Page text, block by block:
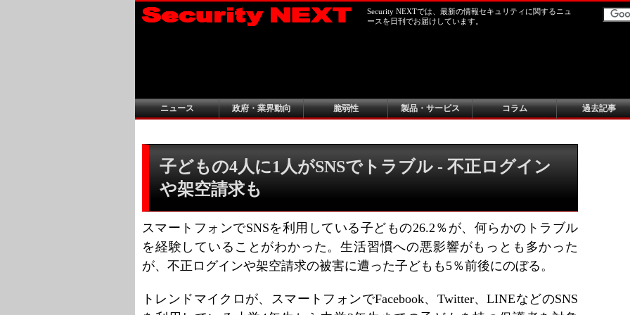
Security NEXTでは、最新の情報セキュリティに関するニュ
ースを日刊でお届けしています。
ニュース 政府・業界動向 脆弱性 製品・サービス コラム 過去記事
子どもの4人に1人がSNSでトラブル - 不正ログイン
や架空請求も
スマートフォンでSNSを利用している子どもの26.2％が、何らかのトラブル
を経験していることがわかった。生活習慣への悪影響がもっとも多かった
が、不正ログインや架空請求の被害に遭った子どもも5％前後にのぼる。
トレンドマイクロが、スマートフォンでFacebook、Twitter、LINEなどのSNS